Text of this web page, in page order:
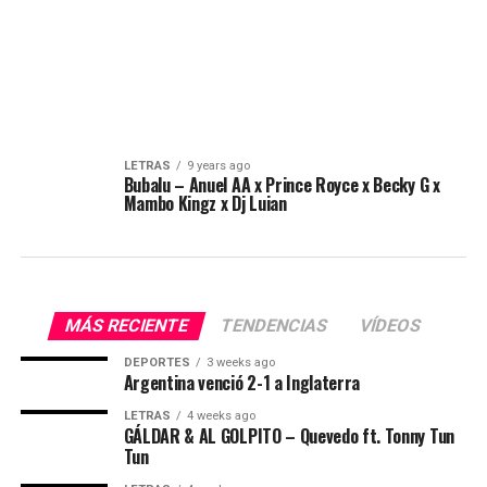
LETRAS 9 years ago
Bubalu – Anuel AA x Prince Royce x Becky G x
Mambo Kingz x Dj Luian
MÁS RECIENTE TENDENCIAS VÍDEOS
DEPORTES 3 weeks ago
Argentina venció 2-1 a Inglaterra
LETRAS 4 weeks ago
GÁLDAR & AL GOLPITO – Quevedo ft. Tonny Tun
Tun